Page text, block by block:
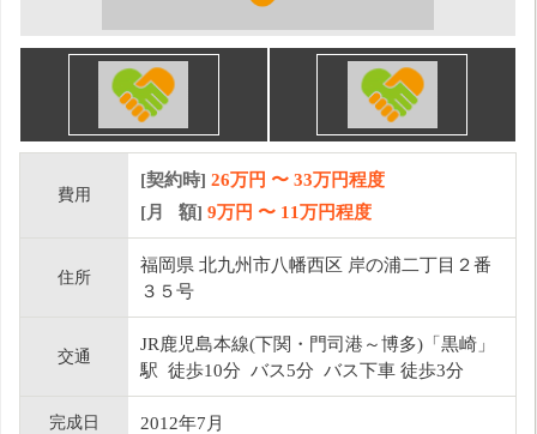
費用
[契約時] 26万円 〜 33万円程度
[月 額] 9万円 〜 11万円程度
住所
福岡県 北九州市八幡西区 岸の浦二丁目２番
３５号
交通
JR鹿児島本線(下関・門司港～博多)「黒崎」
駅 徒歩10分 バス5分 バス下車 徒歩3分
完成日 2012年7月